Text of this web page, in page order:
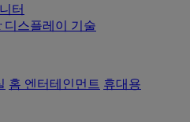
터
디스플레이 기술
홈 엔터테인먼트 휴대용